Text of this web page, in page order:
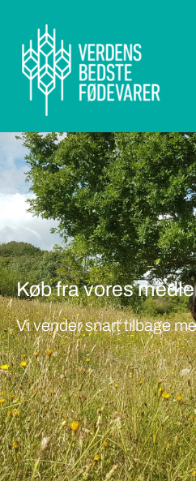
Køb fra vores
Vi vender snart tilbage